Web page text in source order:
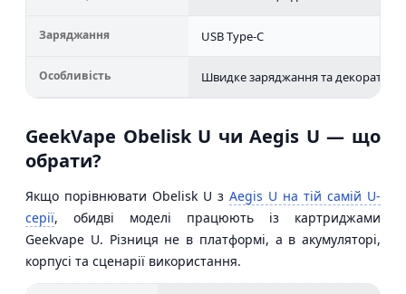
Заряджання USB Type-C
Особливість Швидке заряджання та
GeekVape Obelisk U чи Aegis U — що
обрати?
Якщо порівнювати Obelisk U з Aegis U на тій самій U-
серії, обидві моделі працюють із картриджами
Geekvape U. Різниця не в платформі, а в акумуляторі,
корпусі та сценарії використання.